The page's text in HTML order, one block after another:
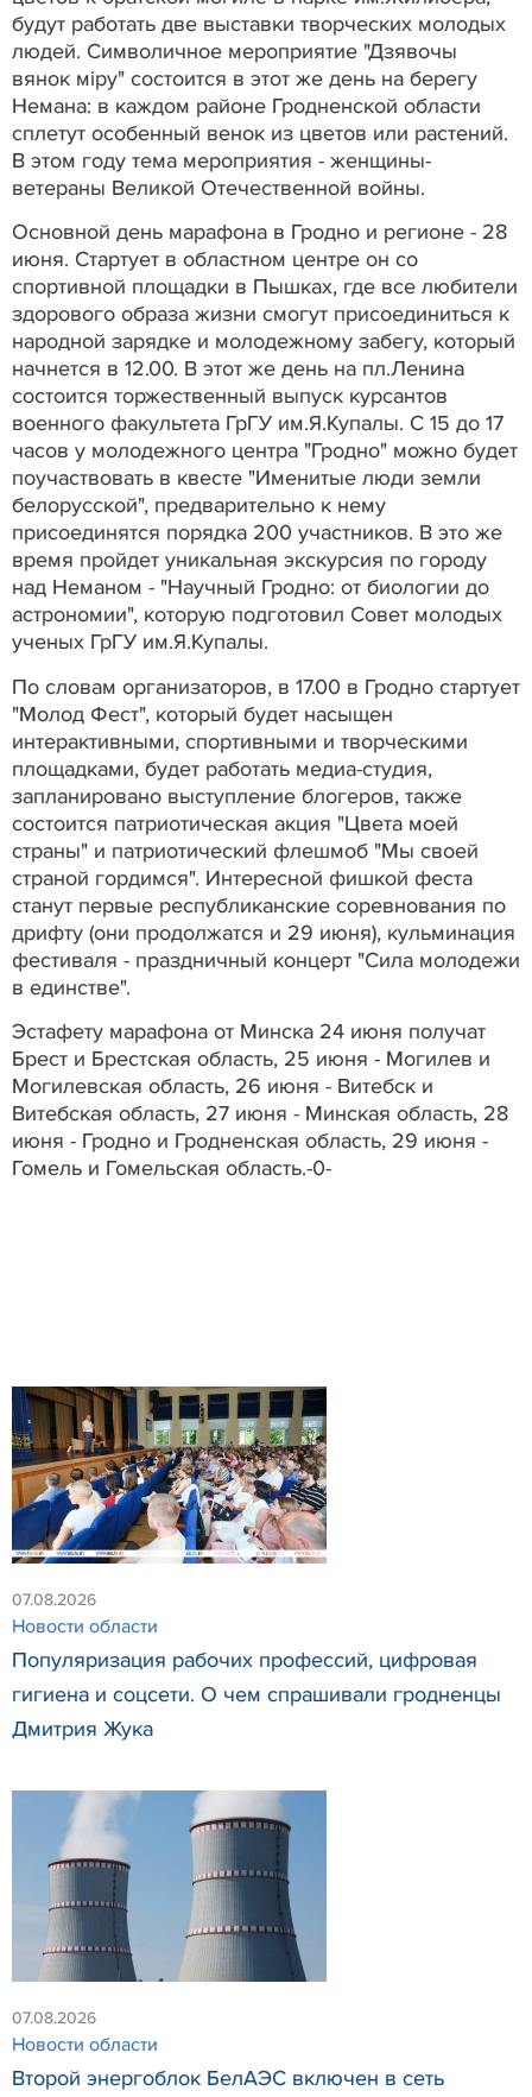
будут работать две выставки творческих молодых
людей. Символичное мероприятие "Дзявочы
вянок мiру" состоится в этот же день на берегу
Немана: в каждом районе Гродненской области
сплетут особенный венок из цветов или растений.
В этом году тема мероприятия - женщины-
ветераны Великой Отечественной войны.
Основной день марафона в Гродно и регионе - 28
июня. Стартует в областном центре он со
спортивной площадки в Пышках, где все любители
здорового образа жизни смогут присоединиться к
народной зарядке и молодежному забегу, который
начнется в 12.00. В этот же день на пл.Ленина
состоится торжественный выпуск курсантов
военного факультета ГрГУ им.Я.Купалы. С 15 до 17
часов у молодежного центра "Гродно" можно будет
поучаствовать в квесте "Именитые люди земли
белорусской", предварительно к нему
присоединятся порядка 200 участников. В это же
время пройдет уникальная экскурсия по городу
над Неманом - "Научный Гродно: от биологии до
астрономии", которую подготовил Совет молодых
ученых ГрГУ им.Я.Купалы.
По словам организаторов, в 17.00 в Гродно стартует
"Молод Фест", который будет насыщен
интерактивными, спортивными и творческими
площадками, будет работать медиа-студия,
запланировано выступление блогеров, также
состоится патриотическая акция "Цвета моей
страны" и патриотический флешмоб "Мы своей
страной гордимся". Интересной фишкой феста
станут первые республиканские соревнования по
дрифту (они продолжатся и 29 июня), кульминация
фестиваля - праздничный концерт "Сила молодежи
в единстве".
Эстафету марафона от Минска 24 июня получат
Брест и Брестская область, 25 июня - Могилев и
Могилевская область, 26 июня - Витебск и
Витебская область, 27 июня - Минская область, 28
июня - Гродно и Гродненская область, 29 июня -
Гомель и Гомельская область.-0-
07.08.2026
Новости области
Популяризация рабочих профессий, цифровая
гигиена и соцсети. О чем спрашивали гродненцы
Дмитрия Жука
07.08.2026
Новости области
Второй энергоблок БелАЭС включен в сеть